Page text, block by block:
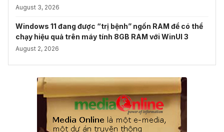
August 3, 2026
Windows 11 đang được “trị bệnh” ngốn RAM để có thể
chạy hiệu quả trên máy tính 8GB RAM với WinUI 3
August 2, 2026